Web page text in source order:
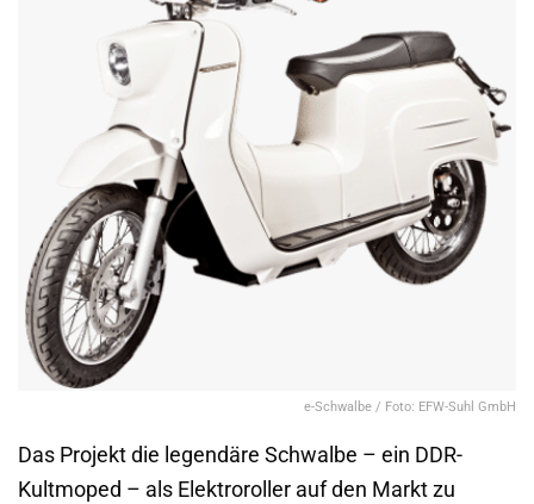
e-Schwalbe / Foto: EFW-Suhl GmbH
Das Projekt die legendäre Schwalbe – ein DDR-
Kultmoped – als Elektroroller auf den Markt zu